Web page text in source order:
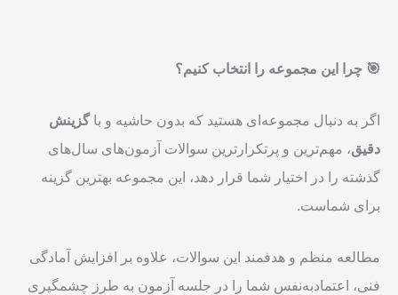
🎯 چرا این مجموعه را انتخاب کنیم؟
اگر به دنبال مجموعه‌ای هستید که بدون حاشیه و باگزینش
دقیق، مهم‌ترین و پرتکرارترین سوالات آزمون‌های سال‌های
گذشته را در اختیار شما قرار دهد، این مجموعه بهترین گزینه
برای شماست.
مطالعه منظم و هدفمند این سوالات، علاوه بر افزایش آمادگی
فنی، اعتمادبه‌نفس شما را در جلسه آزمون به طرز چشمگیری